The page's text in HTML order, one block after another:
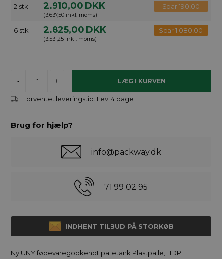
2 stk 2.910,00 DKK
(3.637,50 inkl. moms)
Spar 190,00
6 stk 2.825,00 DKK
(3.531,25 inkl. moms)
Spar 1.080,00
- +
Forventet leveringstid: Lev. 4 dage
Brug for hjælp?
info@packway.dk
71 99 02 95
INDHENT TILBUD PÅ STORKØB
Ny UNY fødevaregodkendt palletank Plastpalle, HDPE